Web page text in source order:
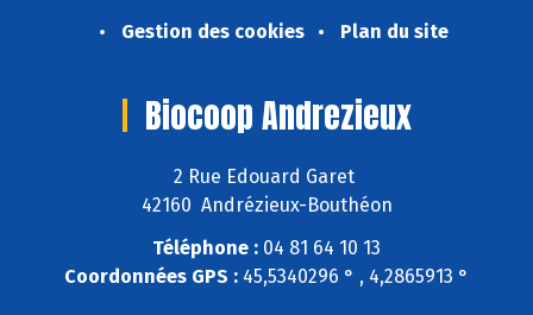
Gestion des cookies
Plan du site
Biocoop Andrezieux
2 Rue Edouard Garet
42160 Andrézieux-Bouthéon
Téléphone : 04 81 64 10 13
Coordonnées GPS : 45,5340296 ° , 4,2865913 °